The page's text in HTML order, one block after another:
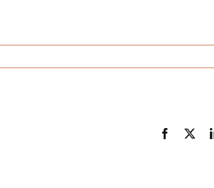
Facebook